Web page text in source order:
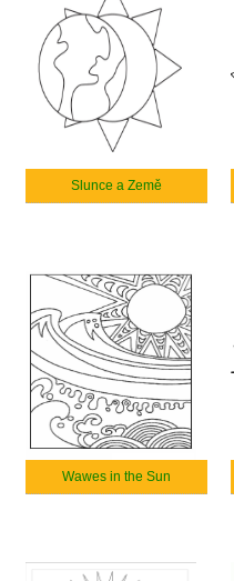
Slunce a Země
Wawes in the Sun